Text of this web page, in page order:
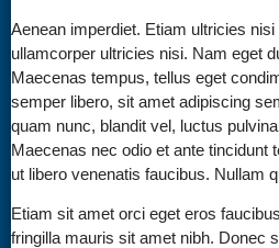
Aenean imperdiet. Etiam ultricies
ullamcorper ultricies nisi. Nam eget
Maecenas tempus, tellus eget
semper libero, sit amet adipiscing
quam nunc, blandit vel, luctus
Maecenas nec odio et ante tincidunt
ut libero venenatis faucibus. Nullam
Etiam sit amet orci eget eros
fringilla mauris sit amet nibh. Donec